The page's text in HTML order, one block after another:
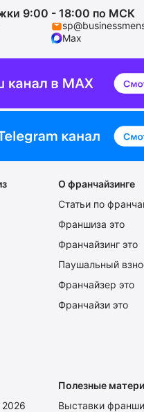
9:00 - 18:00 по МСК
Max
О франчайзинге
Статьи по
Франшиза это
Франчайзинг это
Паушальный
Франчайзер это
Франчайзи это
Полезные
Выставки